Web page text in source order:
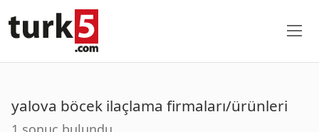
yalova böcek ilaçlama firmaları/ürünleri